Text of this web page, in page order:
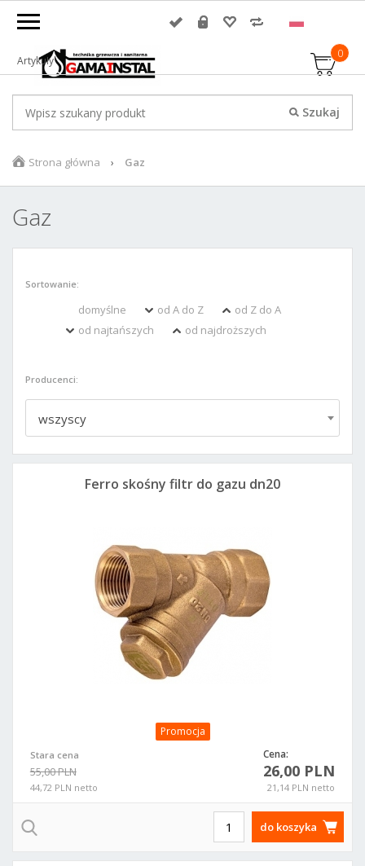
0
Artykuły
Strona główna Gaz
Gaz
Sortowanie:
domyślne od A do Z
od Z do A
od najtańszych
od najdroższych
Producenci:
wszyscy
Promocja
Stara cena
55,00 PLN
44,72 PLN netto
Cena:
26,00 PLN
21,14 PLN netto
Ferro skośny filtr do gazu dn20
do koszyka